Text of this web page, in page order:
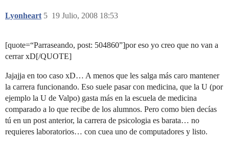
Lyonheart 19 Julio, 2008 18:53
5
[quote=“Parraseando, post: 504860”]por eso yo creo que no van a
cerrar xD[/QUOTE]
Jajajja en too caso xD… A menos que les salga más caro mantener
la carrera funcionando. Eso suele pasar con medicina, que la U (por
ejemplo la U de Valpo) gasta más en la escuela de medicina
comparado a lo que recibe de los alumnos. Pero como bien decías
tú en un post anterior, la carrera de psicologia es barata… no
requieres laboratorios… con cuea uno de computadores y listo.